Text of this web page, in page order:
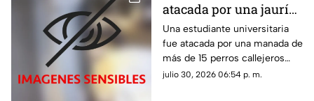
atacada por una jauría
de perros mientras
regresaba sola a su
casa
Una estudiante universitaria
fue atacada por una manada de
más de 15 perros callejeros
mientras regresaba sola a su
julio 30, 2026 06:54 p. m.